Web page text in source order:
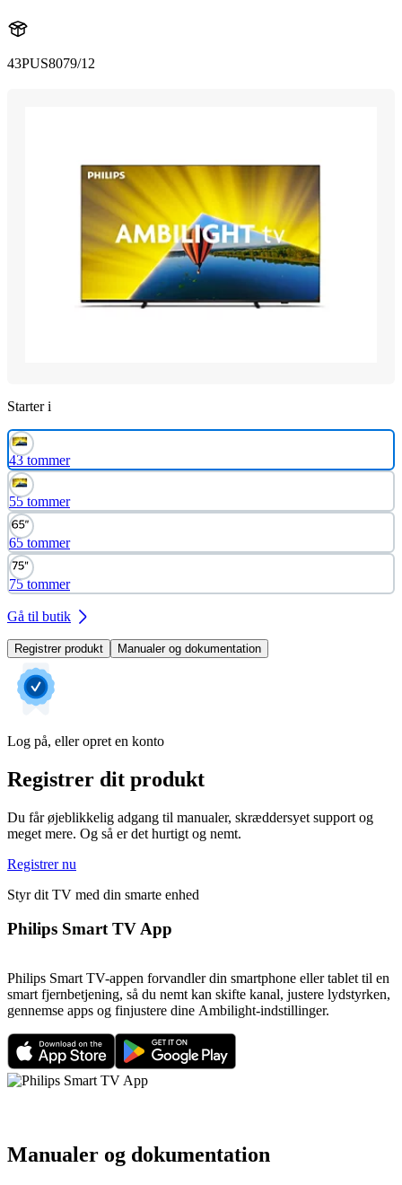
43PUS8079/12
Starter i
43 tommer
55 tommer
65 tommer
75 tommer
Gå til butik
Registrer produkt Manualer og dokumentation
Log på, eller opret en konto
Registrer dit produkt
Du får øjeblikkelig adgang til manualer, skræddersyet support og
meget mere. Og så er det hurtigt og nemt.
Registrer nu
Styr dit TV med din smarte enhed
Philips Smart TV App
Philips Smart TV-appen forvandler din smartphone eller tablet til en
smart fjernbetjening, så du nemt kan skifte kanal, justere lydstyrken,
gennemse apps og finjustere dine Ambilight-indstillinger.
Manualer og dokumentation